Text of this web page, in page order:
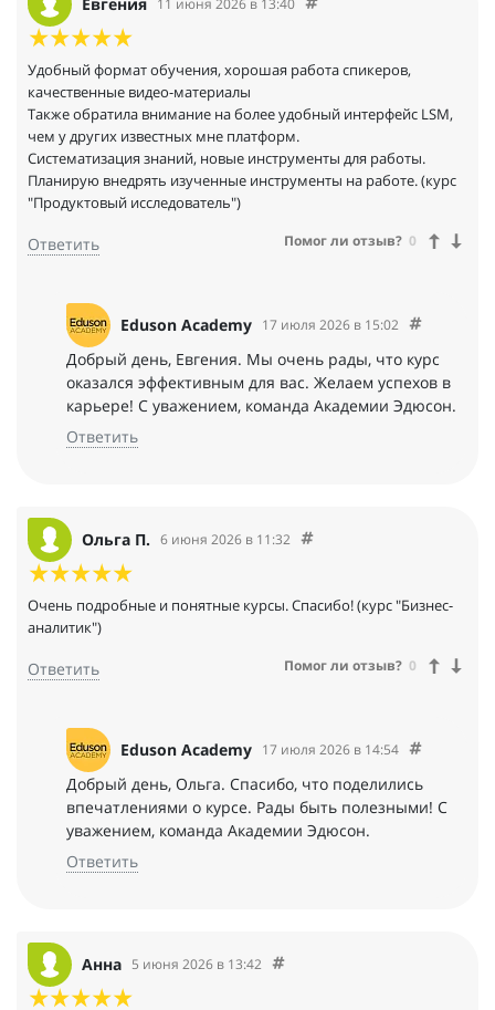
11 июня 2026 в 13:40
Удобный формат обучения, хорошая работа спикеров,
качественные видео-материалы
Также обратила внимание на более удобный интерфейс LSM,
чем у других известных мне платформ.
Систематизация знаний, новые инструменты для работы.
Планирую внедрять изученные инструменты на работе. (курс
"Продуктовый исследователь")
Ответить Помог ли отзыв? 0
Eduson Academy 17 июля 2026 в 15:02
Добрый день, Евгения. Мы очень рады, что курс
оказался эффективным для вас. Желаем успехов в
карьере! С уважением, команда Академии Эдюсон.
Ответить
Ольга П. 6 июня 2026 в 11:32
Очень подробные и понятные курсы. Спасибо! (курс "Бизнес-
аналитик")
Ответить Помог ли отзыв? 0
Eduson Academy 17 июля 2026 в 14:54
Добрый день, Ольга. Спасибо, что поделились
впечатлениями о курсе. Рады быть полезными! С
уважением, команда Академии Эдюсон.
Ответить
Анна 5 июня 2026 в 13:42